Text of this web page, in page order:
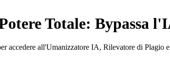
Totale: Bypassa
accedere all'Umanizzatore IA, Rilevatore di Plagio